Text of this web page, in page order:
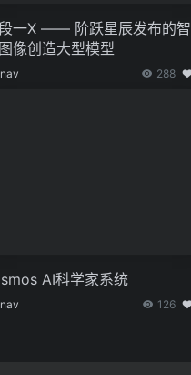
一X —— 阶跃星辰发布的智
像创造大型模型
288
AI科学家系统
126